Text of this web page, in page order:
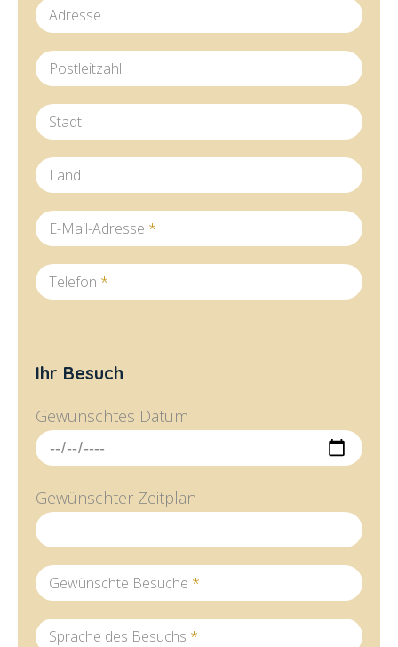
Adresse
Postleitzahl
Stadt
Land
E-Mail-Adresse *
Telefon *
Ihr Besuch
Gewünschtes Datum
Gewünschter Zeitplan
Gewünschte Besuche *
Sprache des Besuchs *